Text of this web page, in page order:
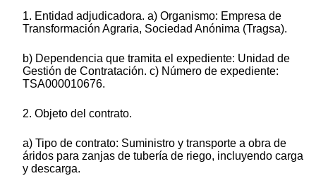
1. Entidad adjudicadora. a) Organismo: Empresa de
Transformación Agraria, Sociedad Anónima (Tragsa).
b) Dependencia que tramita el expediente: Unidad de
Gestión de Contratación. c) Número de expediente:
TSA000010676.
2. Objeto del contrato.
a) Tipo de contrato: Suministro y transporte a obra de
áridos para zanjas de tubería de riego, incluyendo carga
y descarga.